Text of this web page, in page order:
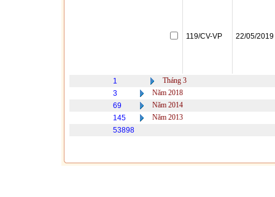
119/CV-VP 22/05/2019
1
Tháng 3
3
Năm 2018
69
Năm 2014
145
Năm 2013
53898